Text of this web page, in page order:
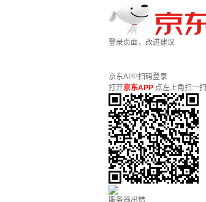
登录页面，改进建议
京东APP扫码登录
打开京东APP 点左上角扫一扫
服务器出错